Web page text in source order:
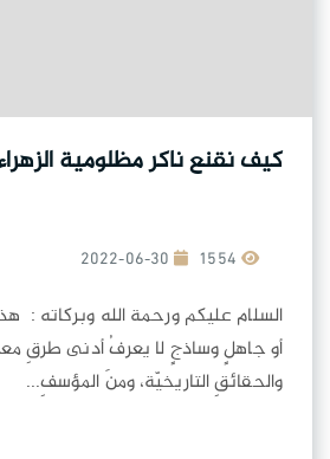
كيف نقنع ناكر مظلومية
2022-06-30
السلام عليكم ورحمة الله وبركاته :
أو جاهلٍ وساذجٍ لا يعرفُ أدنى طرقِ
والحقائقِ التاريخيّة، ومنَ المؤسفِ...